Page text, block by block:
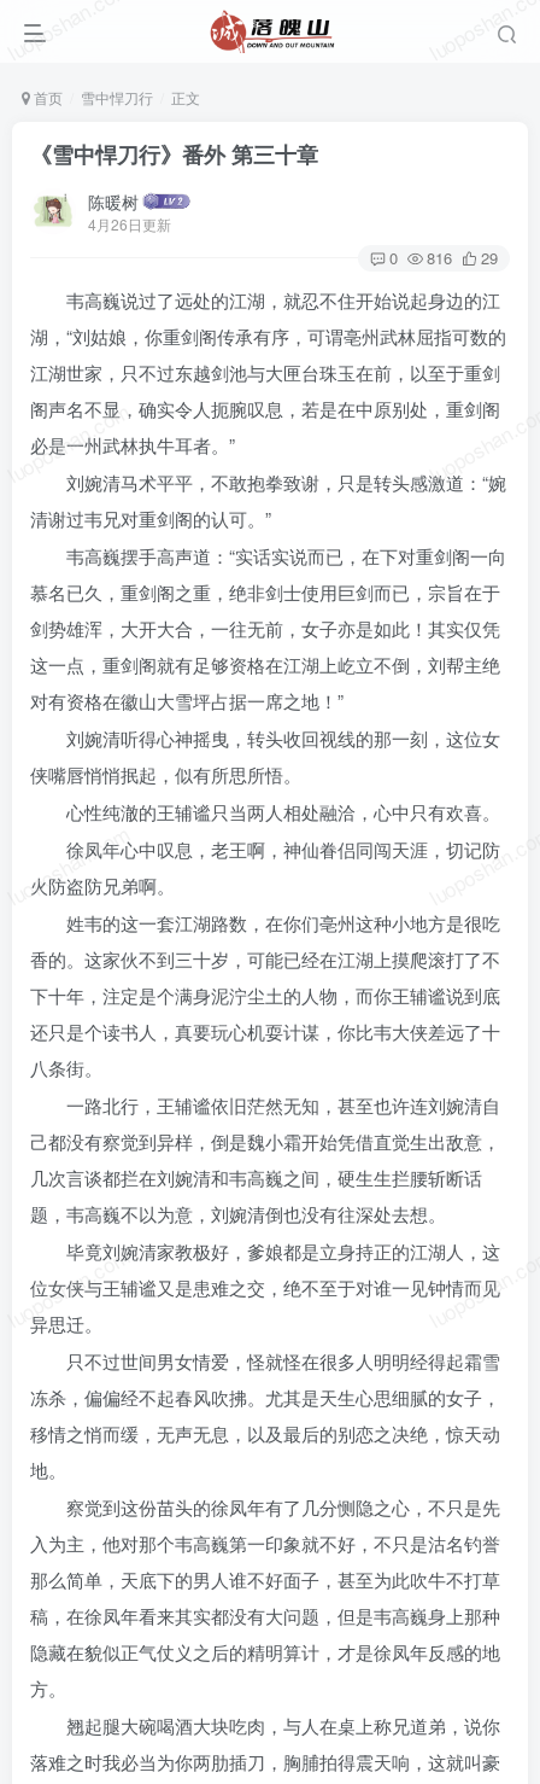
首页 雪中悍刀行 正文
《雪中悍刀行》番外 第三十章
陈暖树
4月26日更新
0 816 29
luoposhan.com
luoposhan.com
luoposhan.com
luoposhan.com
韦高巍说过了远处的江湖，就忍不住开始说起身边的江
湖，“刘姑娘，你重剑阁传承有序，可谓亳州武林屈指可数的
江湖世家，只不过东越剑池与大匣台珠玉在前，以至于重剑
阁声名不显，确实令人扼腕叹息，若是在中原别处，重剑阁
必是一州武林执牛耳者。”
刘婉清马术平平，不敢抱拳致谢，只是转头感激道：“婉
清谢过韦兄对重剑阁的认可。”
韦高巍摆手高声道：“实话实说而已，在下对重剑阁一向
慕名已久，重剑阁之重，绝非剑士使用巨剑而已，宗旨在于
剑势雄浑，大开大合，一往无前，女子亦是如此！其实仅凭
这一点，重剑阁就有足够资格在江湖上屹立不倒，刘帮主绝
对有资格在徽山大雪坪占据一席之地！”
刘婉清听得心神摇曳，转头收回视线的那一刻，这位女
侠嘴唇悄悄抿起，似有所思所悟。
心性纯澈的王辅谧只当两人相处融洽，心中只有欢喜。
徐凤年心中叹息，老王啊，神仙眷侣同闯天涯，切记防
火防盗防兄弟啊。
姓韦的这一套江湖路数，在你们亳州这种小地方是很吃
香的。这家伙不到三十岁，可能已经在江湖上摸爬滚打了不
下十年，注定是个满身泥泞尘土的人物，而你王辅谧说到底
还只是个读书人，真要玩心机耍计谋，你比韦大侠差远了十
八条街。
一路北行，王辅谧依旧茫然无知，甚至也许连刘婉清自
己都没有察觉到异样，倒是魏小霜开始凭借直觉生出敌意，
几次言谈都拦在刘婉清和韦高巍之间，硬生生拦腰斩断话
题，韦高巍不以为意，刘婉清倒也没有往深处去想。
毕竟刘婉清家教极好，爹娘都是立身持正的江湖人，这
位女侠与王辅谧又是患难之交，绝不至于对谁一见钟情而见
异思迁。
只不过世间男女情爱，怪就怪在很多人明明经得起霜雪
冻杀，偏偏经不起春风吹拂。尤其是天生心思细腻的女子，
移情之悄而缓，无声无息，以及最后的别恋之决绝，惊天动
地。
察觉到这份苗头的徐凤年有了几分恻隐之心，不只是先
入为主，他对那个韦高巍第一印象就不好，不只是沽名钓誉
那么简单，天底下的男人谁不好面子，甚至为此吹牛不打草
稿，在徐凤年看来其实都没有大问题，但是韦高巍身上那种
隐藏在貌似正气仗义之后的精明算计，才是徐凤年反感的地
方。
翘起腿大碗喝酒大块吃肉，与人在桌上称兄道弟，说你
落难之时我必当为你两肋插刀，胸脯拍得震天响，这就叫豪